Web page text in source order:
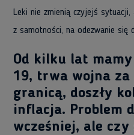
Leki nie zmienią czyjejś
z samotności, na odezwanie się
Od kilku lat mamy
19, trwa wojna za
granicą, doszły
inflacja. Problem
wcześniej, ale czy